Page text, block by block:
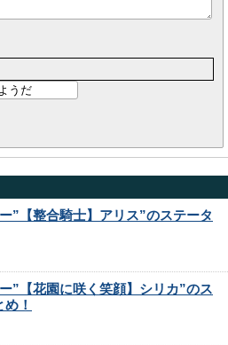
”【整合騎士】アリス”のステータ
”【花園に咲く笑顔】シリカ”のス
！